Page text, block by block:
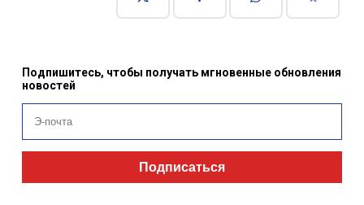
Подпишитесь, чтобы получать мгновенные обновления
новостей
Подписаться